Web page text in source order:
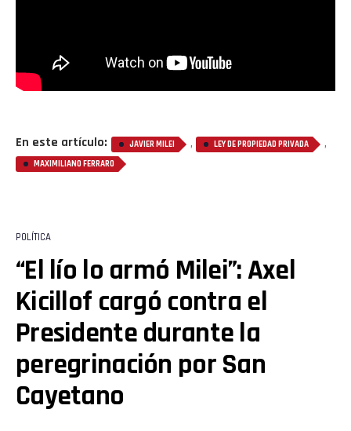
En este artículo: JAVIER MILEI , LEY DE PROPIEDAD PRIVADA ,
MAXIMILIANO FERRARO
POLÍTICA
“El lío lo armó Milei”: Axel
Kicillof cargó contra el
Presidente durante la
peregrinación por San
Cayetano